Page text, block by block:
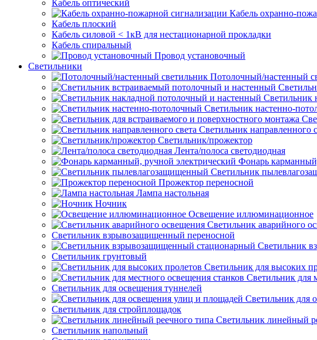
Кабель оптический
Кабель охранно-
Кабель плоский
Кабель силовой < 1кВ для нестационарной прокладки
Кабель спиральный
Провод установочный
Светильники
Потолочный/настенный
Светильник
Светильник настенно-
Светильник направленного
Светильник/прожектор
Лента/полоса светодиодная
Фонарь
Светильник
Прожектор переносной
Лампа настольная
Ночник
Освещение иллюминационное
Светильник аварийного
Светильник взрывозащищенный переносной
Светильник
Светильник грунтовый
Светильник для высоких
Светильник для
Светильник для освещения туннелей
Светильник для
Светильник для стройплощадок
Светильник линейный
Светильник напольный